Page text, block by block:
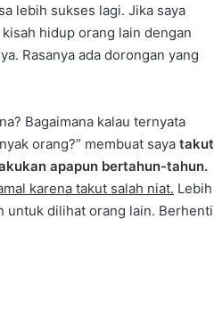
lebih sukses lagi. Jika saya
hidup orang lain dengan
Rasanya ada dorongan yang
Bagaimana kalau ternyata
orang?” membuat saya takut
apapun bertahun-tahun.
karena takut salah niat. Lebih
untuk dilihat orang lain. Berhenti